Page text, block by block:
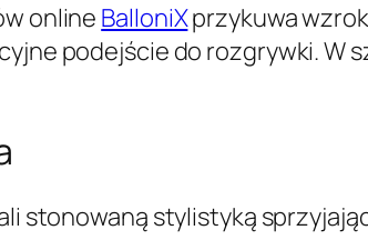
online BalloniXprzykuwa
podejście do rozgrywki. W
stonowaną stylistyką